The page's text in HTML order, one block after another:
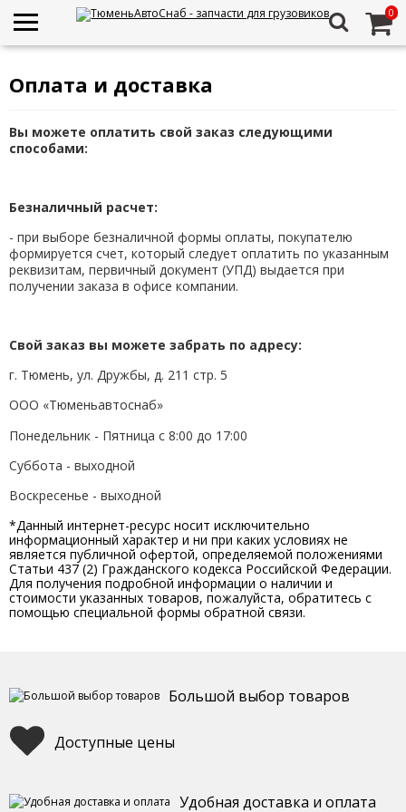
0
Оплата и доставка
Вы можете оплатить свой заказ следующими
способами:
Безналичный расчет:
- при выборе безналичной формы оплаты, покупателю
формируется счет, который следует оплатить по указанным
реквизитам, первичный документ (УПД) выдается при
получении заказа в офисе компании.
Свой заказ вы можете забрать по адресу:
г. Тюмень, ул. Дружбы, д. 211 стр. 5
ООО «Тюменьавтоснаб»
Понедельник - Пятница с 8:00 до 17:00
Суббота - выходной
Воскресенье - выходной
*Данный интернет-ресурс носит исключительно
информационный характер и ни при каких условиях не
является публичной офертой, определяемой положениями
Статьи 437 (2) Гражданского кодекса Российской Федерации.
Для получения подробной информации о наличии и
стоимости указанных товаров, пожалуйста, обратитесь с
помощью специальной формы обратной связи.
Большой выбор товаров
Доступные цены
Удобная доставка и оплата